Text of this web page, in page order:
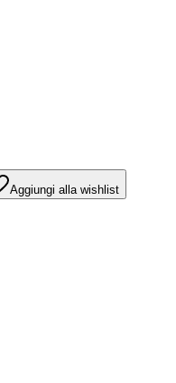
Aggiungi alla wishlist